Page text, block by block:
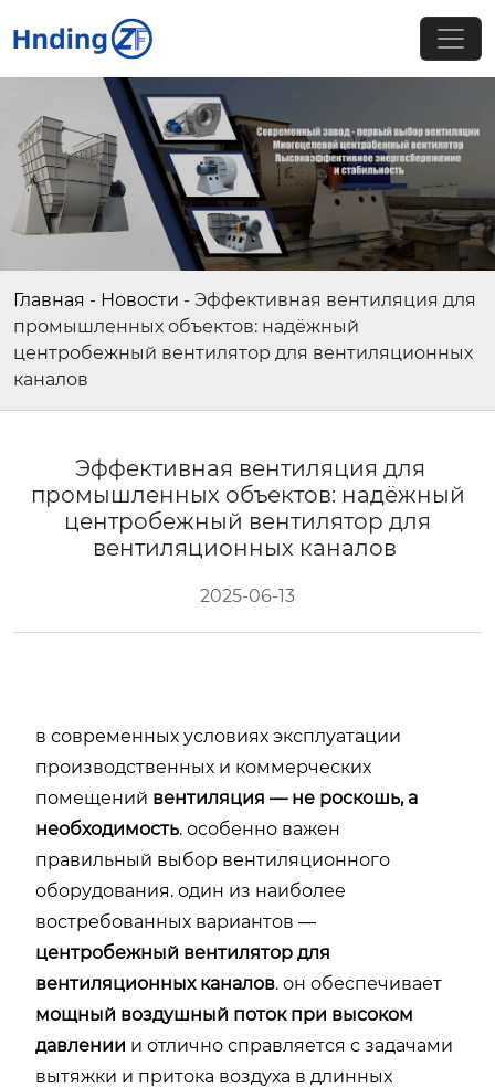
Главная - Новости - Эффективная вентиляция для
промышленных объектов: надёжный
центробежный вентилятор для вентиляционных
каналов
Эффективная вентиляция для
промышленных объектов: надёжный
центробежный вентилятор для
вентиляционных каналов
2025-06-13
в современных условиях эксплуатации
производственных и коммерческих
помещений вентиляция — не роскошь, а
необходимость. особенно важен
правильный выбор вентиляционного
оборудования. один из наиболее
востребованных вариантов —
центробежный вентилятор для
вентиляционных каналов. он обеспечивает
мощный воздушный поток при высоком
давлении и отлично справляется с задачами
вытяжки и притока воздуха в длинных